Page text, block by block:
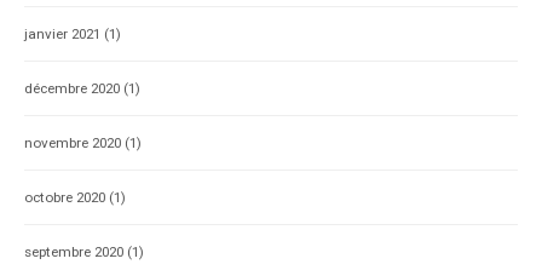
janvier 2021 (1)
décembre 2020 (1)
novembre 2020 (1)
octobre 2020 (1)
septembre 2020 (1)